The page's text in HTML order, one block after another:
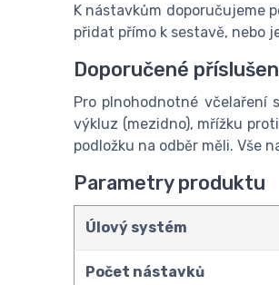
K nástavkům doporučujeme
přidat přímo k sestavě, nebo
Doporučené
Pro plnohodnotné včelaření
výkluz (mezidno), mřížku
podložku na odběr měli. Vše
Parametry produktu
Úlový systém
Počet nástavků